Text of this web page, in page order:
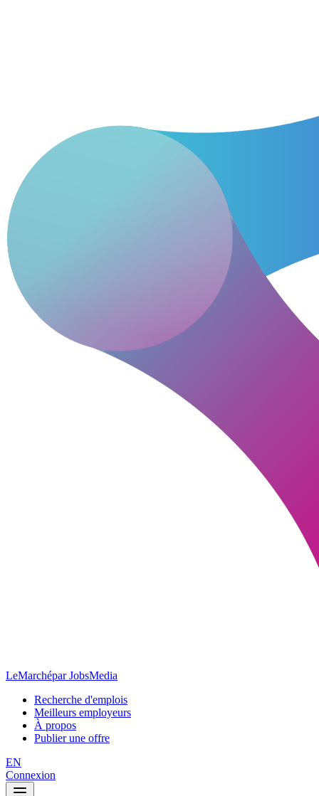
LeMarchépar JobsMedia
Recherche d'emplois
Meilleurs employeurs
À propos
Publier une offre
EN
Connexion